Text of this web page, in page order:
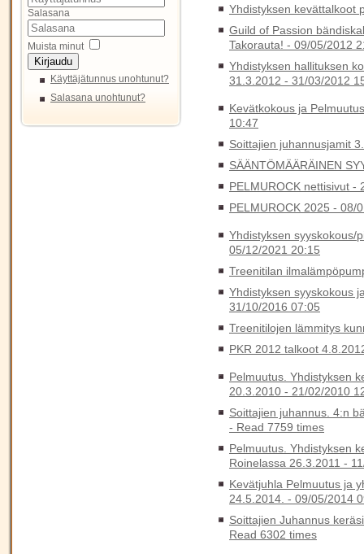
Salasana
Muista minut
Kirjaudu
Käyttäjätunnus unohtunut?
Salasana unohtunut?
Yhdistyksen kevättalkoot
Guild of Passion
Takorauta! - 09/05/2012
Yhdistyksen hallituksen
31.3.2012 - 31/03/2012
Kevätkokous ja
10:47
Soittajien juhannusjamit
SÄÄNTÖMÄÄRÄINEN
PELMUROCK nettisivut -
PELMUROCK 2025 - 08/
Yhdistyksen syyskokous/
05/12/2021 20:15
Treenitilan
Yhdistyksen syyskokous
31/10/2016 07:05
Treenitilojen lämmitys
PKR 2012 talkoot
Pelmuutus. Yhdistyksen
20.3.2010 - 21/02/2010
Soittajien juhannus. 4:n
- Read 7759 times
Pelmuutus. Yhdistyksen
Roinelassa 26.3.2011 -
Kevätjuhla Pelmuutus ja
24.5.2014. - 09/05/2014
Soittajien Juhannus
Read 6302 times